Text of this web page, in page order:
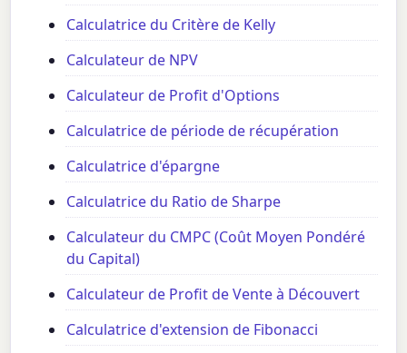
Calculatrice du Critère de Kelly
Calculateur de NPV
Calculateur de Profit d'Options
Calculatrice de période de récupération
Calculatrice d'épargne
Calculatrice du Ratio de Sharpe
Calculateur du CMPC (Coût Moyen Pondéré
du Capital)
Calculateur de Profit de Vente à Découvert
Calculatrice d'extension de Fibonacci